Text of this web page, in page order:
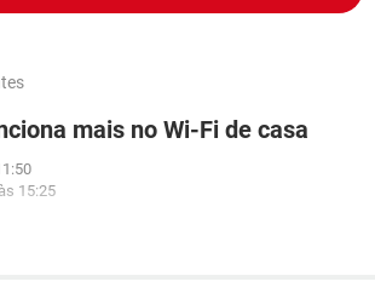
mais no Wi-Fi de casa
15:25